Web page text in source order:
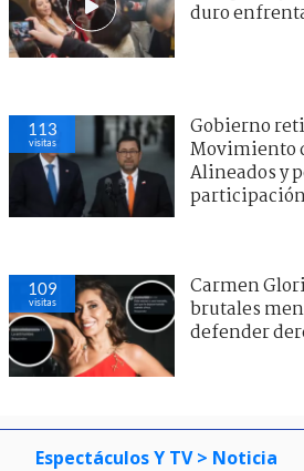
duro
113
visitas
Gobierno
Movimiento
Alineados y
109
visitas
Carmen
brutales
defender
Espectáculos Y TV > Noticia